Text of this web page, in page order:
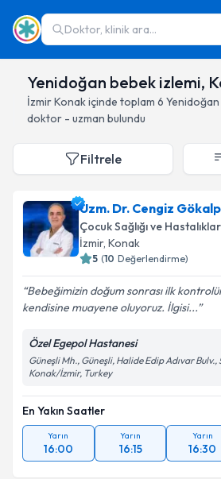
Doktor, klinik ara...
Yenidoğan bebek izlemi,
İzmirKonakiçinde toplam 6
doktor - uzman bulundu
Filtrele
Uzm. Dr. Cengiz Gökalp
Çocuk Sağlığı ve
İzmir, Konak
5 (10 Değerlendirme)
Bebeğimizin doğum sonrası ilk
kendisine muayene oluyoruz. İlgisi...
Özel Egepol Hastanesi
Güneşli Mh., Güneşli, Halide Edip Adıvar Bulv.,
Konak/İzmir, Turkey
En Yakın Saatler
Yarın
16:00
Yarın
16:15
Yarın
16:30